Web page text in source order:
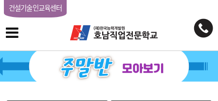
건설기술인교육센터